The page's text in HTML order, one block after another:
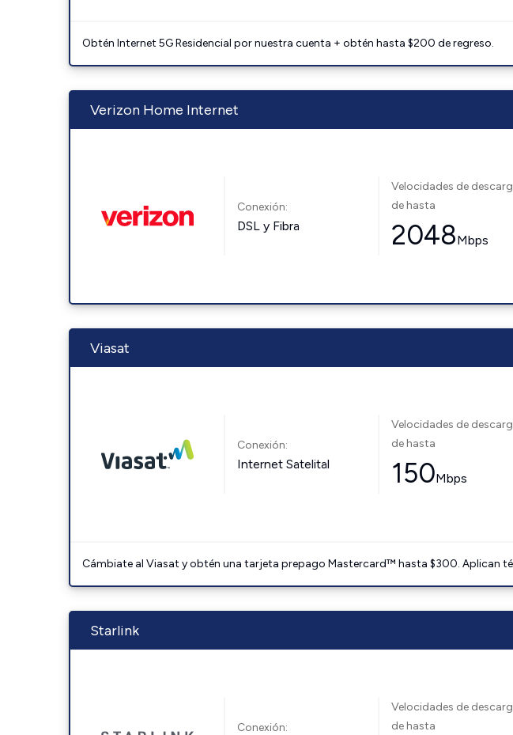
Obtén Internet 5G Residencial por nuestra cuenta + obtén hasta $200 de regreso.
Verizon Home Internet
Conexión:
DSL y Fibra
Velocidades de
de hasta
2048Mbps
Viasat
Conexión:
Internet Satelital
Velocidades de
de hasta
150Mbps
Cámbiate al Viasat y obtén una tarjeta prepago Mastercard™ hasta $300. Aplican
Starlink
Conexión:
Velocidades de
de hasta